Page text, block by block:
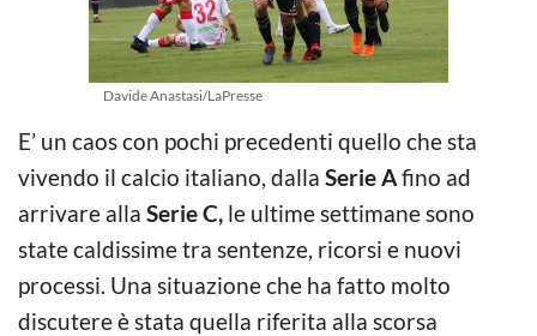
Davide Anastasi/LaPresse
E’ un caos con pochi precedenti quello che sta
vivendo il calcio italiano, dalla Serie Afino ad
arrivare alla Serie C, le ultime settimane sono
state caldissime tra sentenze, ricorsi e nuovi
processi. Una situazione che ha fatto molto
discutere è stata quella riferita alla scorsa